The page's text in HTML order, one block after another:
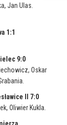
Jan Ulas.
1:1
9:0
Oskar
II 7:0
Oliwier Kukla.